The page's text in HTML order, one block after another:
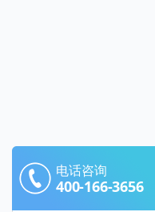
电话咨询
400-166-3656